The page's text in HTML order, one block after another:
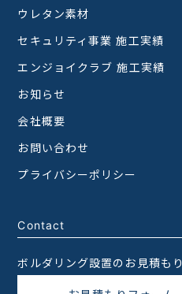
ウレタン素材
セキュリティ事業 施工実績
エンジョイクラブ 施工実績
お知らせ
会社概要
お問い合わせ
プライバシーポリシー
Contact
ボルダリング設置のお見積もり